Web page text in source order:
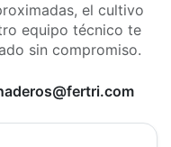
el cultivo
equipo técnico te
sin compromiso.